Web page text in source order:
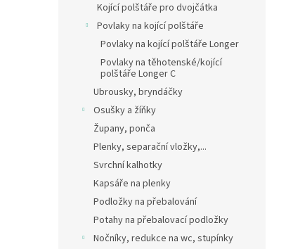
Kojící polštáře pro dvojčátka
Povlaky na kojící polštáře
Povlaky na kojící polštáře Longer
Povlaky na těhotenské/kojící
polštáře Longer C
Ubrousky, bryndáčky
Osušky a žíňky
Župany, ponča
Plenky, separační vložky,...
Svrchní kalhotky
Kapsáře na plenky
Podložky na přebalování
Potahy na přebalovací podložky
Nočníky, redukce na wc, stupínky